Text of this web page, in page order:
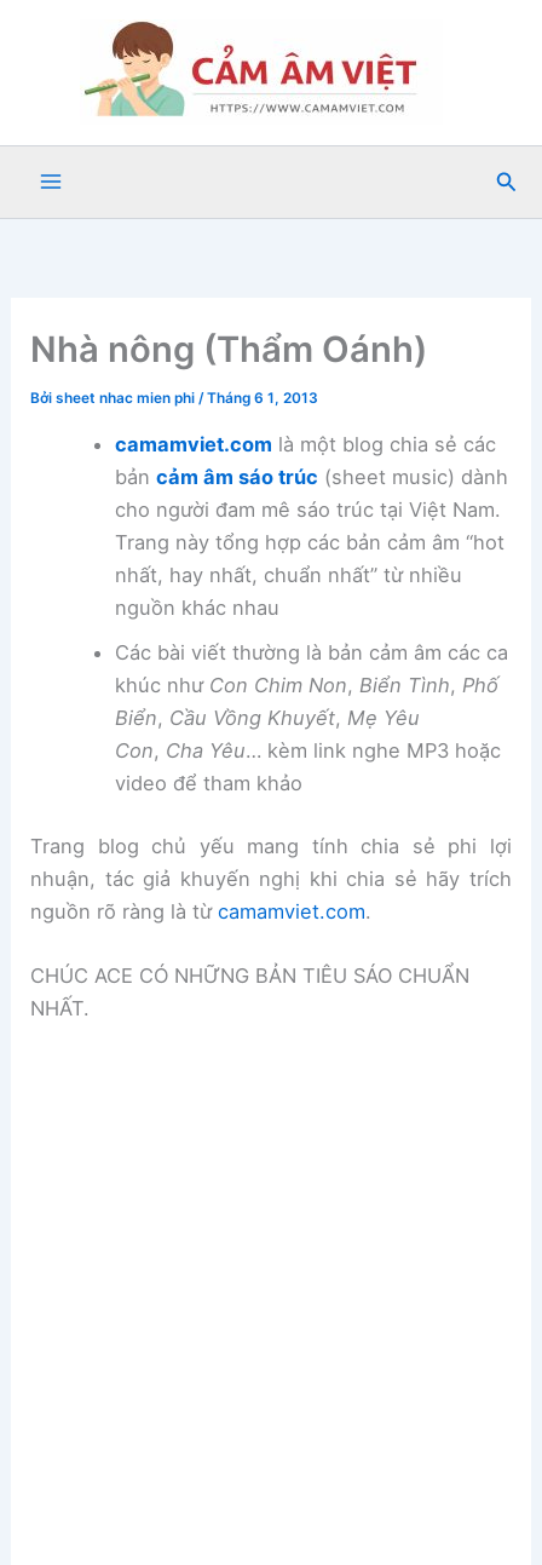
Tìm
Nhà nông (Thẩm Oánh)
Bởisheet nhac mien phi/Tháng 6 1, 2013
camamviet.com là một blog chia sẻ các
bản cảm âm sáo trúc (sheet music) dành
cho người đam mê sáo trúc tại Việt Nam.
Trang này tổng hợp các bản cảm âm “hot
nhất, hay nhất, chuẩn nhất” từ nhiều
nguồn khác nhau
Các bài viết thường là bản cảm âm các ca
khúc như Con Chim Non, Biển Tình, Phố
Biển, Cầu Vồng Khuyết, Mẹ Yêu
Con, Cha Yêu… kèm link nghe MP3 hoặc
video để tham khảo
Trang blog chủ yếu mang tính chia sẻ phi lợi
nhuận, tác giả khuyến nghị khi chia sẻ hãy trích
nguồn rõ ràng là từcamamviet.com.
CHÚC ACE CÓ NHỮNG BẢN TIÊU SÁO CHUẨN
NHẤT.